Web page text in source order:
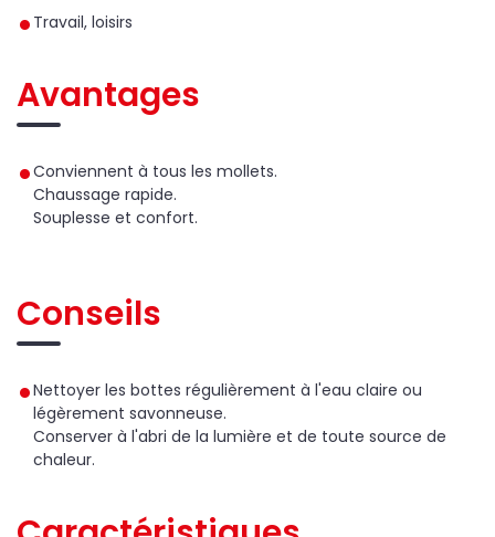
Travail, loisirs
Avantages
Conviennent à tous les mollets.
Chaussage rapide.
Souplesse et confort.
Conseils
Nettoyer les bottes régulièrement à l'eau claire ou
légèrement savonneuse.
Conserver à l'abri de la lumière et de toute source de
chaleur.